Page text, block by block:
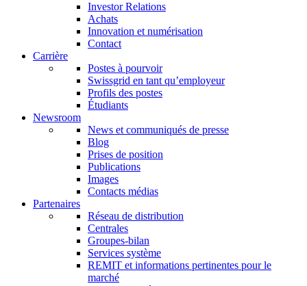
Investor Relations
Achats
Innovation et numérisation
Contact
Carrière
Postes à pourvoir
Swissgrid en tant qu’employeur
Profils des postes
Étudiants
Newsroom
News et communiqués de presse
Blog
Prises de position
Publications
Images
Contacts médias
Partenaires
Réseau de distribution
Centrales
Groupes-bilan
Services système
REMIT et informations pertinentes pour le
marché